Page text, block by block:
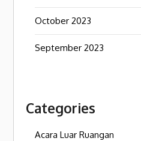
October 2023
September 2023
Categories
Acara Luar Ruangan